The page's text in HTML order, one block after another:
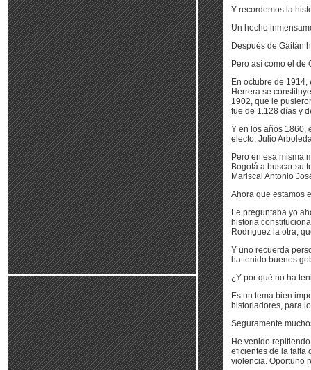
Y recordemos la
Un hecho
Después de Gaitán
Pero así como el de
En octubre de
Herrera se
1902, que le
fue de 1.128 días y
Y en los años 1860,
electo, Julio
Pero en esa misma
Bogotá a buscar su
Mariscal Antonio
Ahora que estamos
Le preguntaba yo
historia
Rodríguez la otra,
Y uno recuerda
ha tenido buenos
¿Y por qué no ha
Es un tema bien
historiadores, para
Seguramente
He venido
eficientes de la falta
violencia. Oportuno